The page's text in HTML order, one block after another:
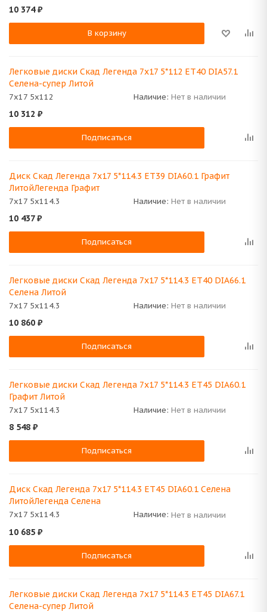
10 374₽
В корзину
Легковые диски Скад Легенда 7x17 5*112 ET40 DIA57.1
Селена-супер Литой
7x17 5x112 Наличие: Нет в наличии
10 312 ₽
Подписаться
Диск Скад Легенда 7x17 5*114.3 ET39 DIA60.1 Графит
ЛитойЛегенда Графит
7x17 5x114.3 Наличие: Нет в наличии
10 437₽
Подписаться
Легковые диски Скад Легенда 7x17 5*114.3 ET40 DIA66.1
Селена Литой
7x17 5x114.3 Наличие: Нет в наличии
10 860 ₽
Подписаться
Легковые диски Скад Легенда 7x17 5*114.3 ET45 DIA60.1
Графит Литой
7x17 5x114.3 Наличие: Нет в наличии
8 548 ₽
Подписаться
Диск Скад Легенда 7x17 5*114.3 ET45 DIA60.1 Селена
ЛитойЛегенда Селена
7x17 5x114.3 Наличие: Нет в наличии
10 685 ₽
Подписаться
Легковые диски Скад Легенда 7x17 5*114.3 ET45 DIA67.1
Селена-супер Литой